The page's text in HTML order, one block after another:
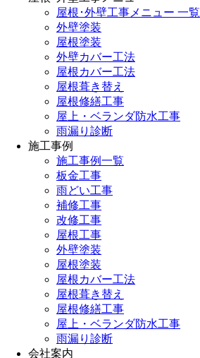
屋根･外壁工事メニュー 一覧
外壁塗装
屋根塗装
外壁カバー工法
屋根カバー工法
屋根葺き替え
屋根修繕工事
屋上・ベランダ防水工事
雨漏り診断
施工事例
施工事例一覧
板金工事
雨どい工事
補修工事
改修工事
屋根工事
外壁塗装
屋根塗装
屋根カバー工法
屋根葺き替え
屋根修繕工事
屋上・ベランダ防水工事
雨漏り診断
会社案内